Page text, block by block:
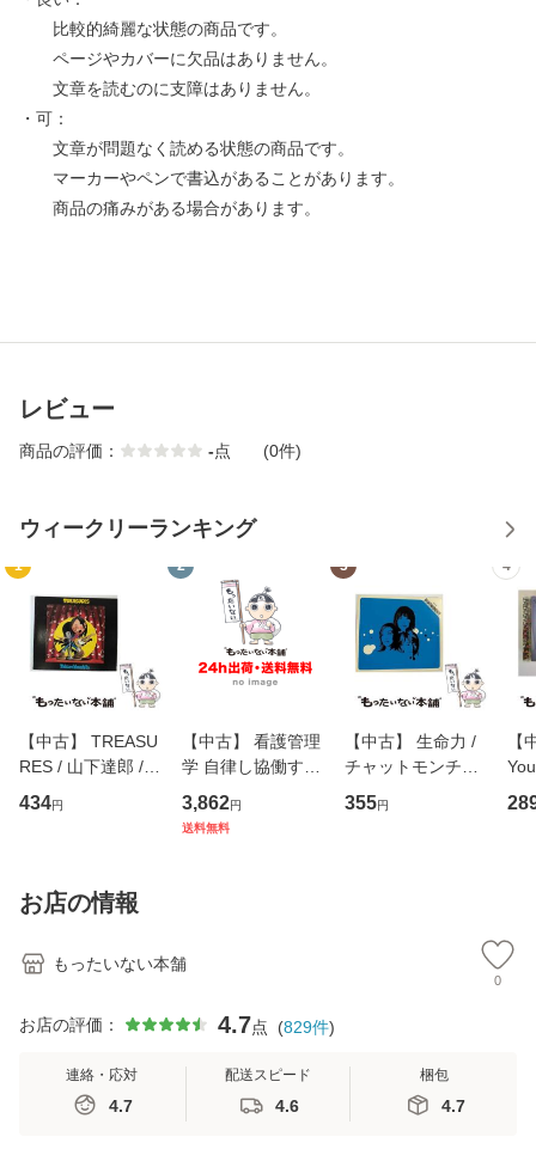
比較的綺麗な状態の商品です。
ページやカバーに欠品はありません。
文章を読むのに支障はありません。
・可：
文章が問題なく読める状態の商品です。
マーカーやペンで書込があることがあります。
商品の痛みがある場合があります。
レビュー
商品の評価： -点 (0件)
ウィークリーランキング
1
【中古】 TREASU
RES / 山下達郎 /
イーストウエス
ト・ジャパン [CD]
434円
2
【中古】 看護管理
学 自律し協働する
専門職の看護マネ
ジメントスキル 改
3,862円
送料無料
3
【中古】 生命力 /
チャットモンチー /
キューンレコード
[CD]【メール便送
355円
4
【
のが
お店の情報
もったいない本舗
0
お店の評価： 4.7点 (829件)
連絡・応対
4.7
配送スピード
4.6
梱包
4.7